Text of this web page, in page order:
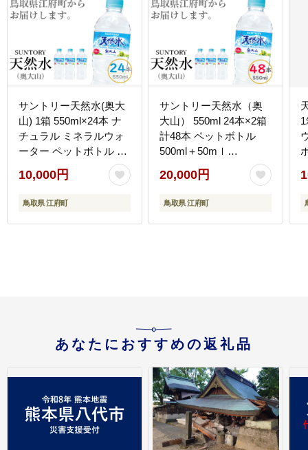
サントリー天然水(奥大
山) 1箱 550ml×24本 ナ
チュラル ミネラルウォ
ーター ペットボトル 軟
水 送料無料 500ミリ＋
50 ml PET 0200
10,000円
鳥取県 江府町
サントリー天然水（奥
大山） 550ml 24本×2箱
計48本 ペットボトル
500ml＋50mｌ
SUNTORY 0582
20,000円
鳥取県 江府町
ボ
あなたにおすすめの返礼品